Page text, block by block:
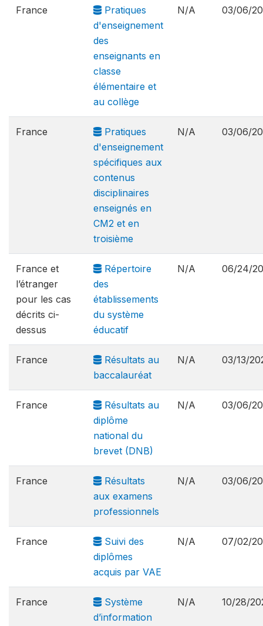
France
Pratiques
d'enseignement
des
enseignants en
classe
élémentaire et
au collège
N/A 03/06/
France
Pratiques
d'enseignement
spécifiques aux
contenus
disciplinaires
enseignés en
CM2 et en
troisième
N/A 03/06/
France et
l’étranger
pour les cas
décrits ci-
dessus
Répertoire
des
établissements
du système
éducatif
N/A 06/24/
France
Résultats au
baccalauréat
N/A 03/13/
France
Résultats au
diplôme
national du
brevet (DNB)
N/A 03/06/
France
Résultats
aux examens
professionnels
N/A 03/06/
France
Suivi des
diplômes
acquis par VAE
N/A 07/02/
France
Système
d’information
N/A 10/28/